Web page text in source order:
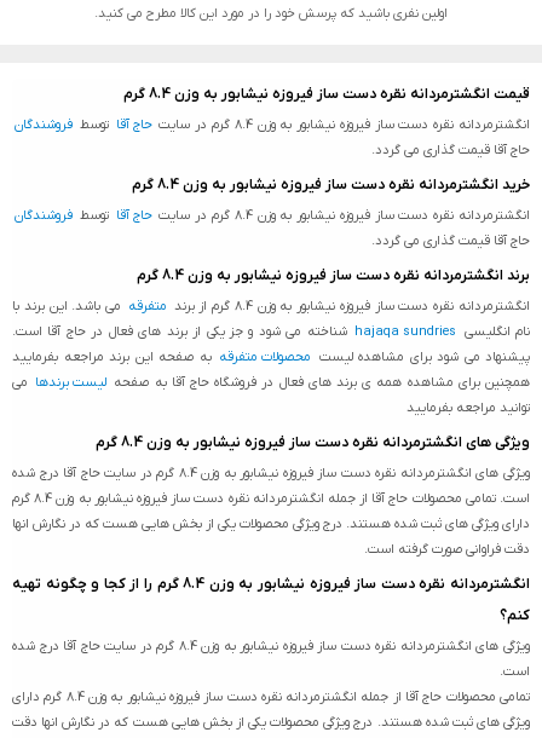
اولین نفری باشید که پرسش خود را در مورد این کالا مطرح می کنید.
قیمت انگشترمردانه نقره دست ساز فیروزه نیشابور به وزن 8.4 گرم
انگشترمردانه نقره دست ساز فیروزه نیشابور به وزن 8.4 گرم در سایت حاج آقا توسط فروشندگان
حاج آقا قیمت گذاری می گردد.
خرید انگشترمردانه نقره دست ساز فیروزه نیشابور به وزن 8.4 گرم
انگشترمردانه نقره دست ساز فیروزه نیشابور به وزن 8.4 گرم در سایت حاج آقا توسط فروشندگان
حاج آقا قیمت گذاری می گردد.
برند انگشترمردانه نقره دست ساز فیروزه نیشابور به وزن 8.4 گرم
انگشترمردانه نقره دست ساز فیروزه نیشابور به وزن 8.4 گرم از برند متفرقه می باشد. این برند با
نام انگلیسی hajaqa sundries شناخته می شود و جز یکی از برند های فعال در حاج آقا است.
پیشنهاد می شود برای مشاهده لیست محصولات متفرقه به صفحه این برند مراجعه بفرمایید
همچنین برای مشاهده همه ی برند های فعال در فروشگاه حاج آقا به صفحه لیست برندها می
توانید مراجعه بفرمایید
ویژگی های انگشترمردانه نقره دست ساز فیروزه نیشابور به وزن 8.4 گرم
ویژگی های انگشترمردانه نقره دست ساز فیروزه نیشابور به وزن 8.4 گرم در سایت حاج آقا درج شده
است. تمامی محصولات حاج آقا از جمله انگشترمردانه نقره دست ساز فیروزه نیشابور به وزن 8.4 گرم
دارای ویژگی های ثبت شده هستند. درج ویژگی محصولات یکی از بخش هایی هست که در نگارش انها
دقت فراوانی صورت گرفته است.
انگشترمردانه نقره دست ساز فیروزه نیشابور به وزن 8.4 گرم را از کجا و چگونه تهیه
کنم؟
ویژگی های انگشترمردانه نقره دست ساز فیروزه نیشابور به وزن 8.4 گرم در سایت حاج آقا درج شده
است.
تمامی محصولات حاج آقا از جمله انگشترمردانه نقره دست ساز فیروزه نیشابور به وزن 8.4 گرم دارای
ویژگی های ثبت شده هستند. درج ویژگی محصولات یکی از بخش هایی هست که در نگارش انها دقت